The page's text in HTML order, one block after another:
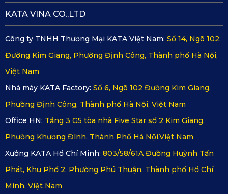
Sàn da 360 KATA Fortuner 2017 kháng nước, dễ dàng làm
3.2. Tiết Kiệm Thời Gian Và Công Sức
Thảm sàn ô tô 360 của KATA rất dễ vệ sinh và bảo dưỡng.
Bạn chỉ cần lau nhẹ bằng khăn ẩm hoặc rửa sạch với nước
công sức trong việc duy trì sự sạch sẽ cho không gian nội
thất xe. Bạn có thể dễ dàng giữ cho thảm luôn mới mẻ và
3.3. Tăng Cường Thẩm Mỹ Cho Xe
KATA VINA CO.,LTD
Công ty TNHH Thương Mại KATA Việt Nam: Số 14, Ngõ 102,
Đường Kim Giang, Phường Định Công, Thành phố Hà Nội,
Việt Nam
Nhà máy KATA Factory: Số 6, Ngõ 102 Đường Kim Giang,
Phường Định Công, Thành phố Hà Nội, Việt Nam
Office HN: Tầng 3 G5 tòa nhà Five Star số 2 Kim Giang,
Phường Khương Đình, Thành Phố Hà Nội,Việt Nam
Xưởng KATA Hồ Chí Minh: 803/58/61A Đường Huỳnh Tấn
Phát, Khu Phố 2, Phường Phú Thuận, Thành phố Hồ Chí
Minh, Việt Nam